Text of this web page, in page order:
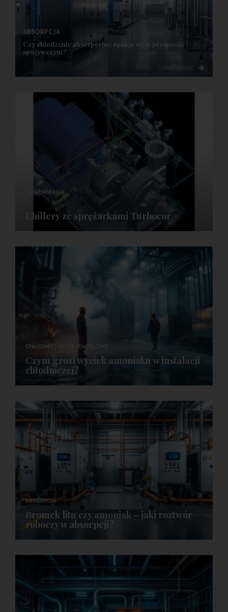
ABSORPCJA
Czy chłodzenie absorpcyjne opłaca się w przemyśle
spożywczym?
Zobacz więcej
TRIGENERACJA
Chillery ze sprężarkami Turbocor
CHŁODNICTWO PRZEMYSŁOWE
Czym grozi wyciek amoniaku w instalacji
chłodniczej?
ABSORPCJA
Bromek litu czy amoniak – jaki roztwór
roboczy w absorpcji?